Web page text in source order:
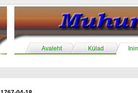
Avaleht Külad